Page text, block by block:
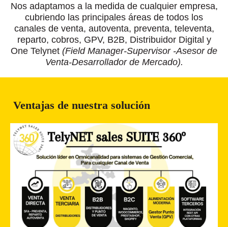
Nos adaptamos a la medida de cualquier empresa,
cubriendo las principales áreas de todos los
canales de venta, autoventa, preventa, televenta,
reparto, cobros, GPV, B2B, Distribuidor Digital y
One Telynet (Field Manager-Supervisor -Asesor de
Venta-Desarrollador de Mercado).
Ventajas de nuestra solución